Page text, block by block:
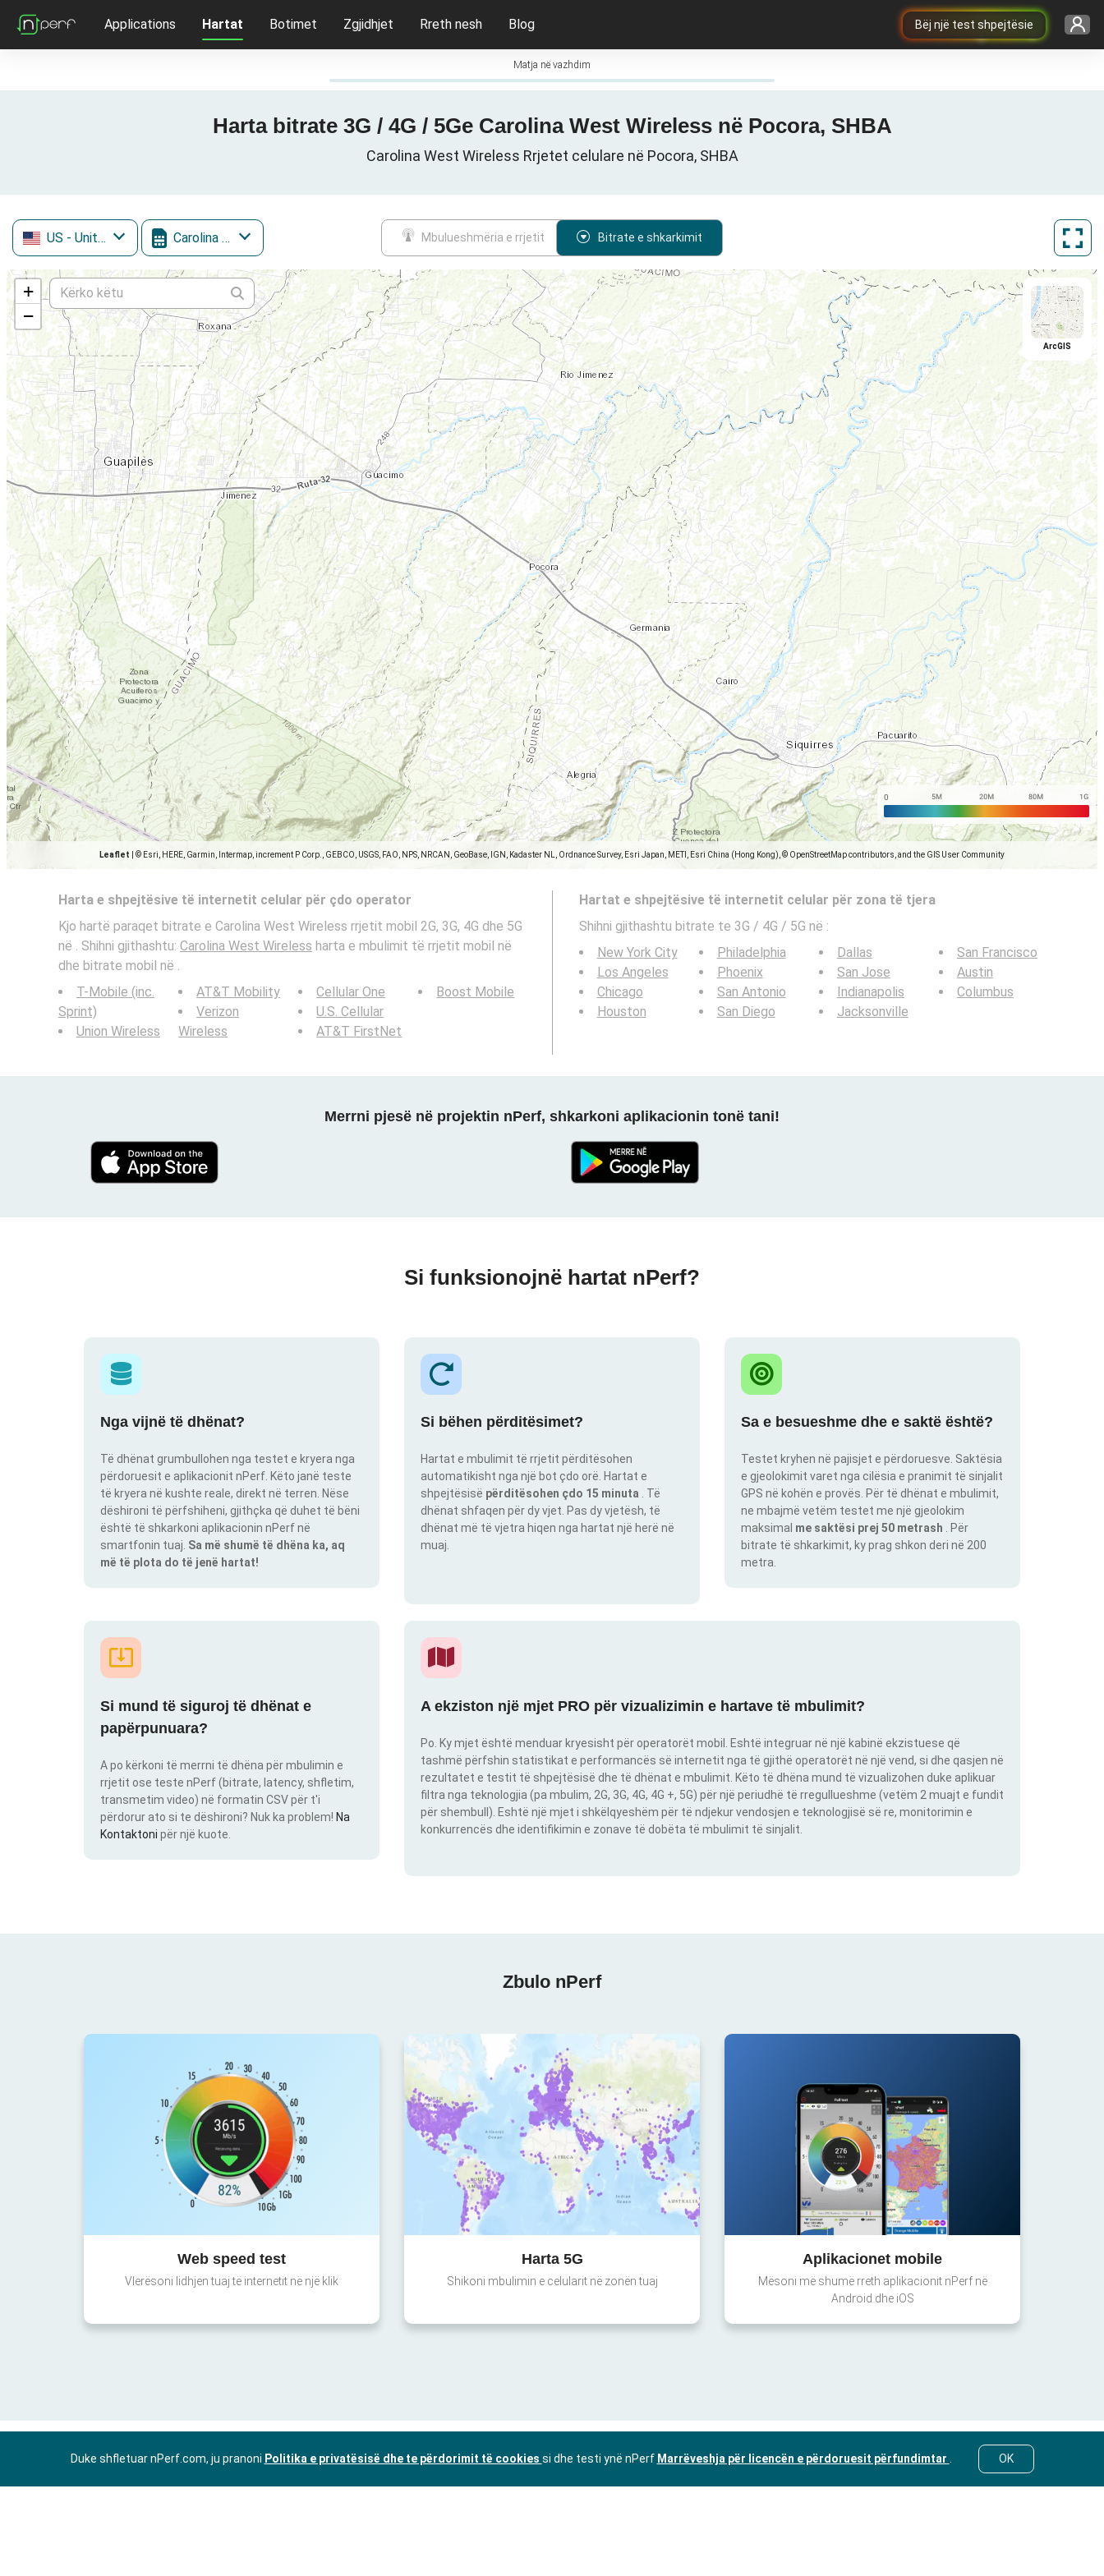
Bëj një test shpejtësie
Applications Hartat Botimet Zgjidhjet Rreth nesh Blog
Matja në vazhdim
Harta bitrate 3G / 4G / 5Ge Carolina West Wireless në Pocora, SHBA
Carolina West Wireless Rrjetet celulare në Pocora, SHBA
US - United States Carolina West Wireless Mbulueshmëria e rrjetit Bitrate e shkarkimit
+
−
Leaflet © Esri, HERE, Garmin, Intermap, increment P Corp., GEBCO, USGS, FAO, NPS, NRCAN, GeoBase, IGN, Kadaster NL, Ordnance Survey, Esri Japan, METI, Esri China (Hong Kong), © OpenStreetMap contributors, and the GIS User Community
ArcGIS
Harta e shpejtësive të internetit celular për çdo operator
Kjo hartë paraqet bitrate e Carolina West Wireless rrjetit mobil 2G, 3G, 4G dhe 5G
në . Shihni gjithashtu: Carolina West Wireless harta e mbulimit të rrjetit mobil në
dhe bitrate mobil në .
T-Mobile (inc.
Sprint)
Union Wireless
AT&T Mobility
Verizon
Wireless
Cellular One
U.S. Cellular
AT&T FirstNet
Boost Mobile
Hartat e shpejtësive të internetit celular për zona të tjera
Shihni gjithashtu bitrate te 3G / 4G / 5G në :
New York City
Los Angeles
Chicago
Houston
Philadelphia
Phoenix
San Antonio
San Diego
Dallas
San Jose
Indianapolis
Jacksonville
San Francisco
Austin
Columbus
Merrni pjesë në projektin nPerf, shkarkoni aplikacionin tonë tani!
Si funksionojnë hartat nPerf?
Nga vijnë të dhënat?
Të dhënat grumbullohen nga testet e kryera nga
përdoruesit e aplikacionit nPerf. Këto janë teste
të kryera në kushte reale, direkt në terren. Nëse
dëshironi të përfshiheni, gjithçka që duhet të bëni
është të shkarkoni aplikacionin nPerf në
smartfonin tuaj. Sa më shumë të dhëna ka, aq
më të plota do të jenë hartat!
Si bëhen përditësimet?
Hartat e mbulimit të rrjetit përditësohen
automatikisht nga një bot çdo orë. Hartat e
shpejtësisë përditësohen çdo 15 minuta
. Të
dhënat shfaqen për dy vjet. Pas dy vjetësh, të
dhënat më të vjetra hiqen nga hartat një herë në
muaj.
Sa e besueshme dhe e saktë është?
Testet kryhen në pajisjet e përdoruesve. Saktësia
e gjeolokimit varet nga cilësia e pranimit të sinjalit
GPS në kohën e provës. Për të dhënat e mbulimit,
ne mbajmë vetëm testet me një gjeolokim
maksimal me saktësi prej 50 metrash
. Për
bitrate të shkarkimit, ky prag shkon deri në 200
metra.
Si mund të siguroj të dhënat e
papërpunuara?
A po kërkoni të merrni të dhëna për mbulimin e
rrjetit ose teste nPerf (bitrate, latency, shfletim,
transmetim video) në formatin CSV për t'i
përdorur ato si te dëshironi? Nuk ka problem! Na
Kontaktoni për një kuote.
A ekziston një mjet PRO për vizualizimin e hartave të mbulimit?
Po. Ky mjet është menduar kryesisht për operatorët mobil. Eshtë integruar në një kabinë ekzistuese që
tashmë përfshin statistikat e performancës së internetit nga të gjithë operatorët në një vend, si dhe qasjen në
rezultatet e testit të shpejtësisë dhe të dhënat e mbulimit. Këto të dhëna mund të vizualizohen duke aplikuar
filtra nga teknologjia (pa mbulim, 2G, 3G, 4G, 4G +, 5G) për një periudhë të rregullueshme (vetëm 2 muajt e fundit
për shembull). Eshtë një mjet i shkëlqyeshëm për të ndjekur vendosjen e teknologjisë së re, monitorimin e
konkurrencës dhe identifikimin e zonave të dobëta të mbulimit të sinjalit.
Zbulo nPerf
Web speed test
Vlerësoni lidhjen tuaj të internetit në një klik
Harta 5G
Shikoni mbulimin e celularit në zonën tuaj
Aplikacionet mobile
Mësoni më shumë rreth aplikacionit nPerf në
Android dhe iOS
Duke shfletuar nPerf.com, ju pranoni Politika e privatësisë dhe te përdorimit të cookies si dhe testi ynë nPerf Marrëveshja për licencën e përdoruesit përfundimtar OK